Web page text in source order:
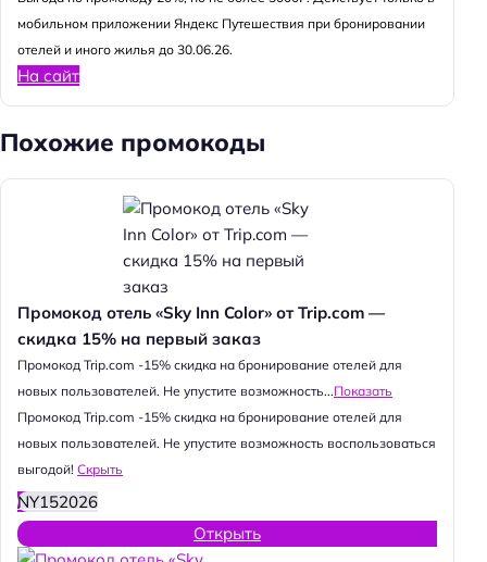
мобильном приложении Яндекс Путешествия при бронировании
отелей и иного жилья до 30.06.26.
На сайт
Похожие промокоды
Промокод отель «Sky Inn Color» от Trip.com —
скидка 15% на первый заказ
Промокод Trip.com -15% скидка на бронирование отелей для
новых пользователей. Не упустите возможность...Показать
Промокод Trip.com -15% скидка на бронирование отелей для
новых пользователей. Не упустите возможность воспользоваться
выгодой! Скрыть
NY152026
Открыть